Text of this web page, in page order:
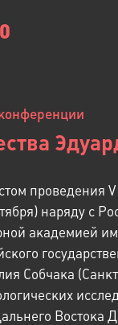
проведения
наряду с
академией
Собчака
Востока